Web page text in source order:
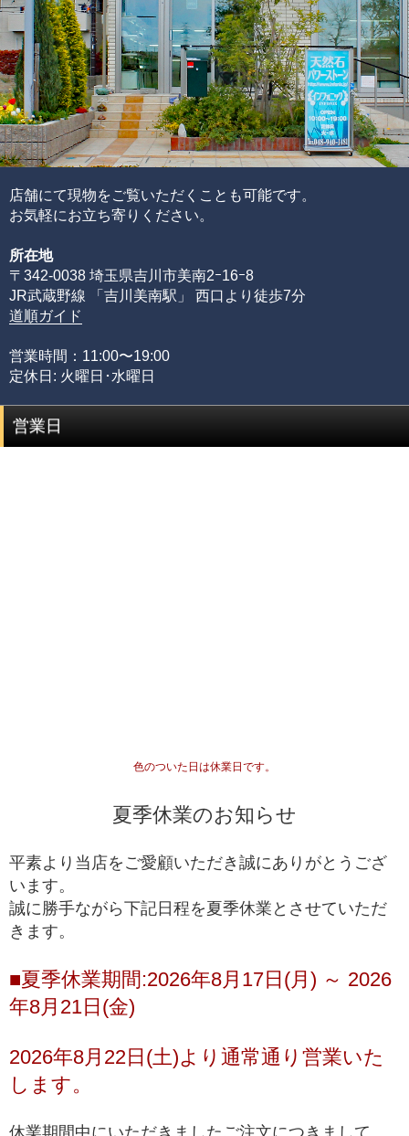
この他にも細かい評価ポイントはございますが、大きく分
けて6つの評価ポイントを基に、各要素の水準が決まり、そ
れらを合算することで品質を見極めています。
ブレスレットの品質階級は、ブレスレットを構成している
各ビーズの品質水準の高さと品質水準のムラで決まりま
す。
通常、半貴石には上記のような基準を基にした品質管理を
することが出来ません。
めには、それぞれの石の一番下から一番上までの全ての品
質を網羅する必要があるからです。
限られた品質の知識のみでは、正確な品質評価をすること
が出来ません。
る加工工場に足を運び、積み重ねてきた品質知識があるか
らこそ可能にできた、当店のみができる品質管理の基準で
す。
国内でトップクオリティ *1として販売されているライ
きるブレスレット
入門モデル
ルチルクォーツが初めての方や、低価格でも品質の
※上記の階級は、主に産出量の最も多いゴールドルチルクォーツを対象に適
用している基準となります。ビーズへの加工が少ない希少な色味の種類にお
チルクォーツと同じ基準値で品質を測ることが難しく、高品質以上の品質階
級を基本的に定めておりません。
*1 トップクオリティは、品質が最も高いという意味で一般に用いられ、最
店舗にて現物をご覧いただくことも可能です。
お気軽にお立ち寄りください。
所在地
〒342-0038 埼玉県吉川市美南2ｰ16ｰ8
JR武蔵野線 「吉川美南駅」 西口より徒歩7分
道順ガイド
営業時間：11:00〜19:00
定休日: 火曜日･水曜日
営業日
色のついた日は休業日です。
夏季休業のお知らせ
平素より当店をご愛顧いただき誠にありがとうござ
います。
誠に勝手ながら下記日程を夏季休業とさせていただ
きます。
■夏季休業期間:2026年8月17日(月) ～ 2026
年8月21日(金)
2026年8月22日(土)より通常通り営業いた
します。
休業期間中にいただきましたご注文につきまして